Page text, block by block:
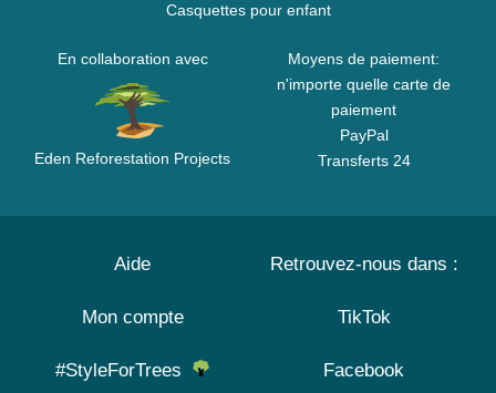
Casquettes pour enfant
En collaboration avec
Eden Reforestation Projects
Moyens de paiement:
n'importe quelle carte de
paiement
PayPal
Transferts 24
Aide
Mon compte
#StyleForTrees
Retrouvez-nous dans :
TikTok
Facebook